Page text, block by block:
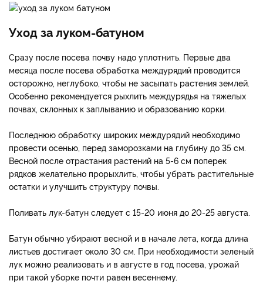
Уход за луком-батуном
Сразу после посева почву надо уплотнить. Первые два
месяца после посева обработка междурядий проводится
осторожно, неглубоко, чтобы не засыпать растения землей.
Особенно рекомендуется рыхлить междурядья на тяжелых
почвах, склонных к заплыванию и образованию корки.
Последнюю обработку широких междурядий необходимо
провести осенью, перед заморозками на глубину до 35 см.
Весной после отрастания растений на 5-6 см поперек
рядков желательно прорыхлить, чтобы убрать растительные
остатки и улучшить структуру почвы.
Поливать лук-батун следует с 15-20 июня до 20-25 августа.
Батун обычно убирают весной и в начале лета, когда длина
листьев достигает около 30 см. При необходимости зеленый
лук можно реализовать и в августе в год посева, урожай
при такой уборке почти равен весеннему.